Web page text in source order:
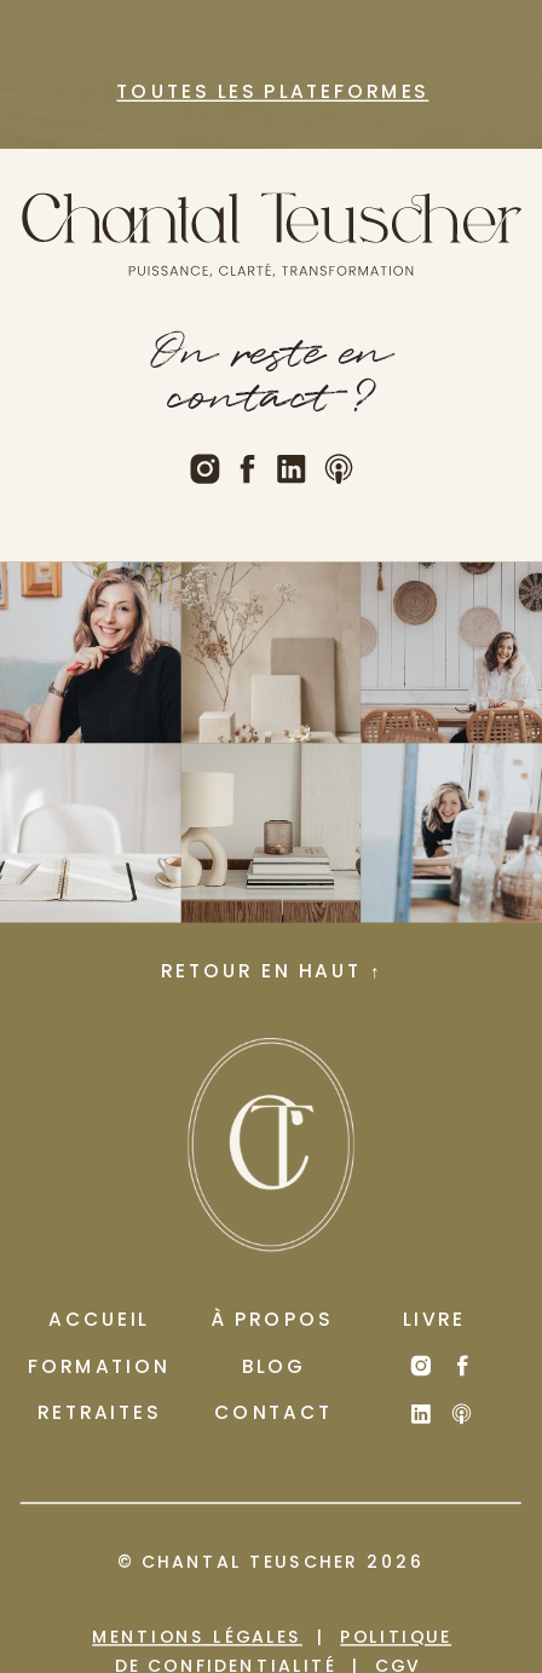
TOUTES LES PLATEFORMES
CONTACT
BLOG
RETRAITES
FORMATION
ACCUEIL
RETOUR EN HAUT ↑
On reste en
contact ?
À PROPOS LIVRE
MENTIONS LÉGALES | POLITIQUE
DE CONFIDENTIALITÉ
| CGV
© CHANTAL TEUSCHER 2026